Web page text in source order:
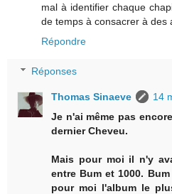
mal à identifier chaque
de temps à consacrer à des
Répondre
Réponses
Thomas Sinaeve
14
Je n'ai même pas
dernier Cheveu.
Mais pour moi il n'y
entre Bum et 1000.
pour moi l'album le